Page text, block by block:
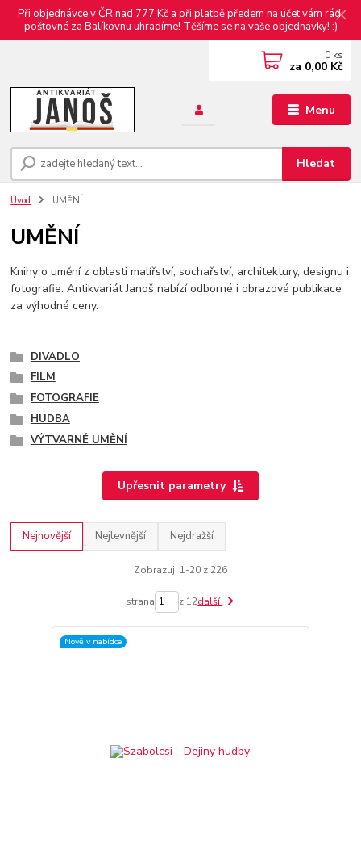
Při objednávce v ČR nad 777 Kč a při platbě předem na účet vám rádi
poštovné za Balíkovnu uhradíme! Těšíme se na vaše objednávky! :)
Menu
Hledat
0 ks
za 0,00 Kč
Úvod UMĚNÍ
UMĚNÍ
Knihy o umění z oblasti malířství, sochařství, architektury, designu i
fotografie. Antikvariát Janoš nabízí odborné i obrazové publikace
za výhodné ceny.
DIVADLO
FILM
FOTOGRAFIE
HUDBA
VÝTVARNÉ UMĚNÍ
Upřesnit parametry
Nejnovější Nejlevnější Nejdražší
Zobrazuji 1-20 z 226
strana z 12další
Nově v nabídce